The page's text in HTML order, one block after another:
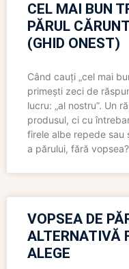
CEL MAI BUN
PĂRUL
(GHID ONEST)
Când cauți „cel mai
primești zeci de
lucru: „al nostru”. Un
produsul, ci cu
firele albe repede sau
a părului, fără
VOPSEA DE
ALTERNATIVĂ
ALEGE